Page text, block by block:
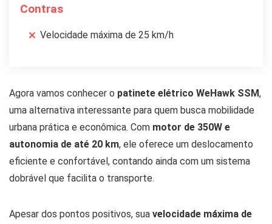
Contras
Velocidade máxima de 25 km/h
Agora vamos conhecer o patinete elétrico WeHawk SSM,
uma alternativa interessante para quem busca mobilidade
urbana prática e econômica. Com motor de 350W e
autonomia de até 20 km, ele oferece um deslocamento
eficiente e confortável, contando ainda com um sistema
dobrável que facilita o transporte.
Apesar dos pontos positivos, sua velocidade máxima de